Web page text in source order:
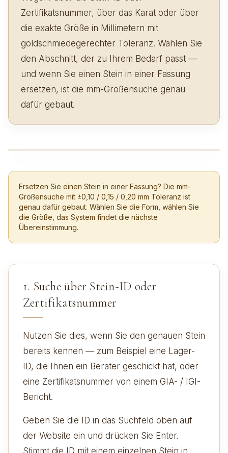
Zertifikatsnummer, über das Karat oder über
die exakte Größe in Millimetern mit
goldschmiedegerechter Toleranz. Wählen Sie
den Abschnitt, der zu Ihrem Bedarf passt —
und wenn Sie einen Stein in einer Fassung
ersetzen, ist die mm-Größensuche genau
dafür gebaut.
Ersetzen Sie einen Stein in einer Fassung? Die mm-
Größensuche mit ±0,10 / 0,15 / 0,20 mm Toleranz ist
genau dafür gebaut. Wählen Sie die Form, wählen Sie
die Größe, das System findet die nächste
Übereinstimmung.
1. Suche über Stein-ID oder
Zertifikatsnummer
Nutzen Sie dies, wenn Sie den genauen Stein
bereits kennen — zum Beispiel eine Lager-
ID, die Ihnen ein Berater geschickt hat, oder
eine Zertifikatsnummer von einem GIA- / IGI-
Bericht.
Geben Sie die ID in das Suchfeld oben auf
der Website ein und drücken Sie Enter.
Stimmt die ID mit einem einzelnen Stein in